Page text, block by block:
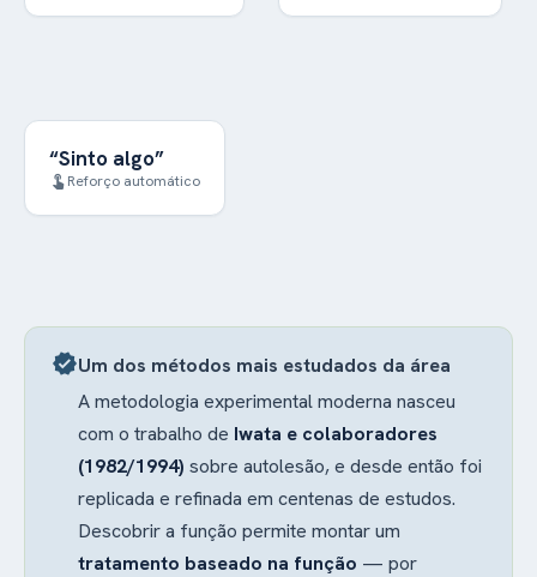
com a ajuda de outra
preferidos.
desagradável: livrar-se
“Sinto algo”
touch_app Reforço automático
A consequência é
sensorial
, produzida
pelo próprio
aparecer mesmo
quando a pessoa está
sozinha.
verifiedUm dos métodos mais estudados da área
A metodologia experimental moderna nasceu
com o trabalho de Iwata e colaboradores
(1982/1994) sobre autolesão, e desde então foi
replicada e refinada em centenas de estudos.
Descobrir a função permite montar um
tratamento baseado na função — por